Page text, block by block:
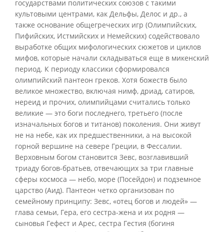
государствами политических союзов с такими
культовыми центрами, как Дельфы, Делос и др., а
также основание общегреческих игр (Олимпийских,
Пифийских, Истмийских и Немейских) содействовало
выработке общих мифологических сюжетов и циклов
мифов, которые начали складываться еще в микенский
период. К периоду классики сформировался
олимпийский пантеон греков. Хотя божеств было
великое множество, включая нимф, дриад, сатиров,
нереид и прочих, олимпийцами считались только
великие — это боги последнего, третьего (после
изначальных богов и титанов) поколения. Они живут
не на небе, как их предшественники, а на высокой
горной вершине на севере Греции, в Фессалии.
Верховным богом становится Зевс, возглавивший
триаду богов-братьев, отвечающих за три главные
сферы космоса — небо, море (Посейдон) и подземное
царство (Аид). Пантеон четко организован по
семейному принципу: Зевс, «отец богов и людей» —
глава семьи, Гера, его сестра-жена и их родня —
сыновья Гефест и Арес, сестра Гестия (богиня